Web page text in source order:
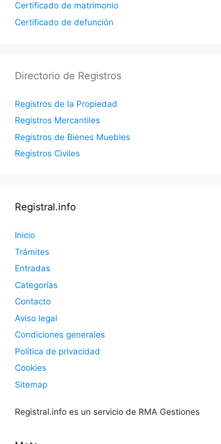
Certificado de matrimonio
Certificado de defunción
Directorio de Registros
Registros de la Propiedad
Registros Mercantiles
Registros de Bienes Muebles
Registros Civiles
Registral.info
Inicio
Trámites
Entradas
Categorías
Contacto
Aviso legal
Condiciones generales
Política de privacidad
Cookies
Sitemap
Registral.info es un servicio de RMA Gestiones